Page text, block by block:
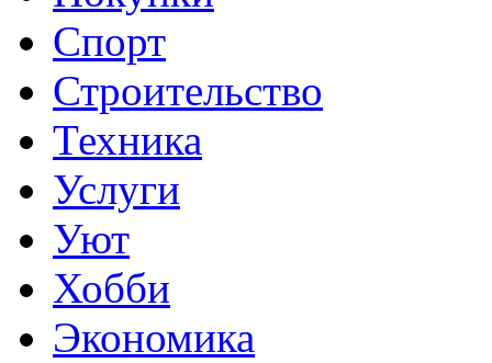
Спорт
Строительство
Техника
Услуги
Уют
Хобби
Экономика